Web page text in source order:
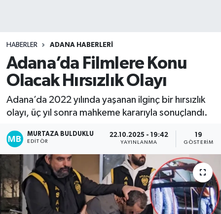
HABERLER ADANA HABERLERI
Adana’da Filmlere Konu
Olacak Hırsızlık Olayı
Adana’da 2022 yılında yaşanan ilginç bir hırsızlık
olayı, üç yıl sonra mahkeme kararıyla sonuçlandı.
MURTAZA BULDUKLU
EDITÖR
22.10.2025 - 19:42
YAYINLANMA
19
GÖSTERIM
Eğitim
Siyaset
Ekonomi
Kadın
Magazin
Yaşam
Tüm Manşetler
Son Dakika Haberleri
Haber Arşivi